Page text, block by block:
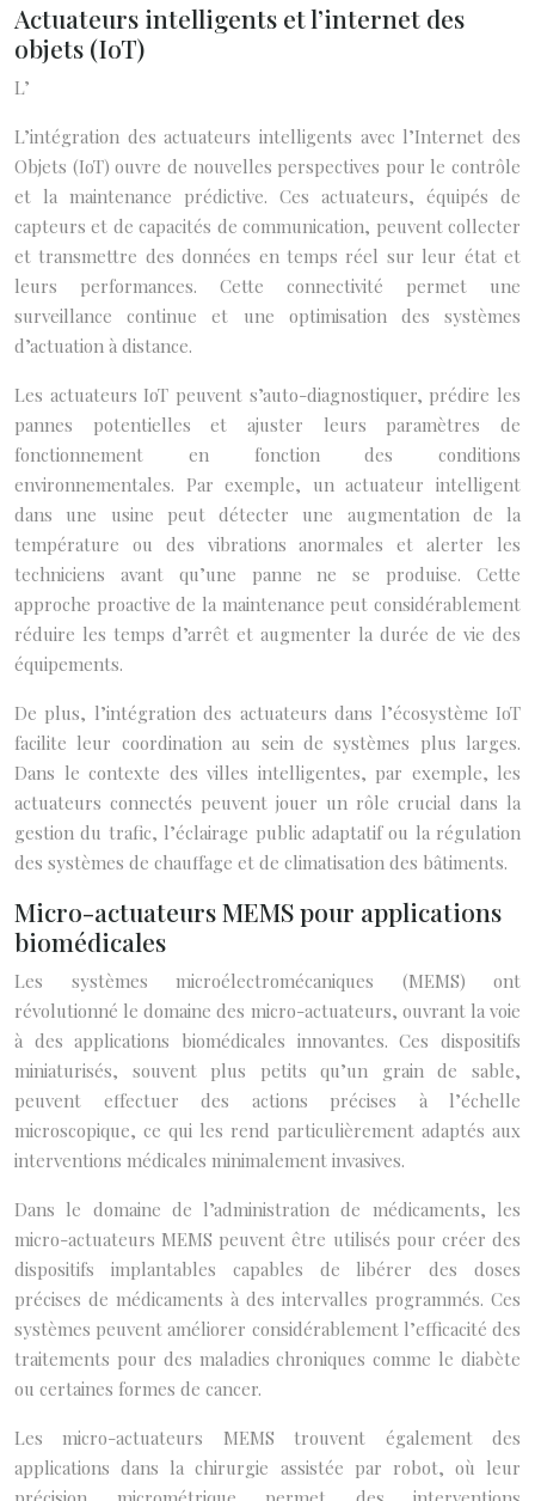
Actuateurs intelligents et l’internet des
objets (IoT)
L’
L’intégration des actuateurs intelligents avec l’Internet des
Objets (IoT) ouvre de nouvelles perspectives pour le contrôle
et la maintenance prédictive. Ces actuateurs, équipés de
capteurs et de capacités de communication, peuvent collecter
et transmettre des données en temps réel sur leur état et
leurs performances. Cette connectivité permet une
surveillance continue et une optimisation des systèmes
d’actuation à distance.
Les actuateurs IoT peuvent s’auto-diagnostiquer, prédire les
pannes potentielles et ajuster leurs paramètres de
fonctionnement en fonction des conditions
environnementales. Par exemple, un actuateur intelligent
dans une usine peut détecter une augmentation de la
température ou des vibrations anormales et alerter les
techniciens avant qu’une panne ne se produise. Cette
approche proactive de la maintenance peut considérablement
réduire les temps d’arrêt et augmenter la durée de vie des
équipements.
De plus, l’intégration des actuateurs dans l’écosystème IoT
facilite leur coordination au sein de systèmes plus larges.
Dans le contexte des villes intelligentes, par exemple, les
actuateurs connectés peuvent jouer un rôle crucial dans la
gestion du trafic, l’éclairage public adaptatif ou la régulation
des systèmes de chauffage et de climatisation des bâtiments.
Micro-actuateurs MEMS pour applications
biomédicales
Les systèmes microélectromécaniques (MEMS) ont
révolutionné le domaine des micro-actuateurs, ouvrant la voie
à des applications biomédicales innovantes. Ces dispositifs
miniaturisés, souvent plus petits qu’un grain de sable,
peuvent effectuer des actions précises à l’échelle
microscopique, ce qui les rend particulièrement adaptés aux
interventions médicales minimalement invasives.
Dans le domaine de l’administration de médicaments, les
micro-actuateurs MEMS peuvent être utilisés pour créer des
dispositifs implantables capables de libérer des doses
précises de médicaments à des intervalles programmés. Ces
systèmes peuvent améliorer considérablement l’efficacité des
traitements pour des maladies chroniques comme le diabète
ou certaines formes de cancer.
Les micro-actuateurs MEMS trouvent également des
applications dans la chirurgie assistée par robot, où leur